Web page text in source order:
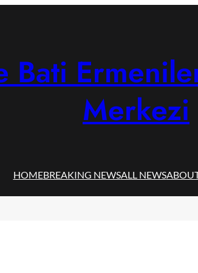
Bati
Merkezi
HOMEBREAKING NEWSALL NEWS